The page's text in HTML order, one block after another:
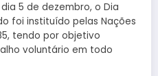
5 de dezembro, o Dia
foi instituído pelas Nações
tendo por objetivo
voluntário em todo